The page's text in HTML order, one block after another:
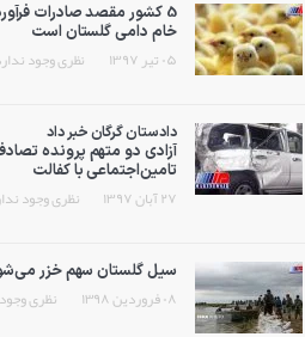
5 کشور مقصد صادرات
خام دامی گلستان است
۰۵ تیر ۱۳۹۷ نظری وجود
دادستان گرگان خبر داد
آزادی دو متهم پرونده
تامین‌اجتماعی با کفالت
۲۷ آبان ۱۳۹۷ نظری وجود
سیل گلستان سهم خزر
۰۸ فروردین ۱۳۹۸ نظری